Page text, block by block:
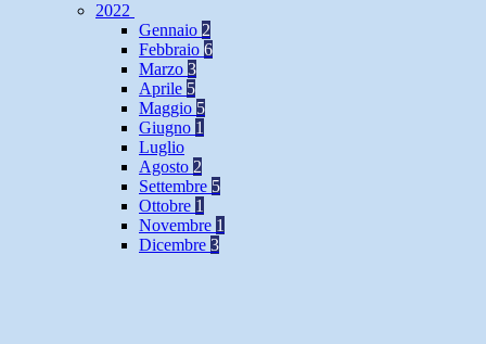
2022
Gennaio 2
Febbraio 6
Marzo 3
Aprile 5
Maggio 5
Giugno 1
Luglio
Agosto 2
Settembre 5
Ottobre 1
Novembre 1
Dicembre 3